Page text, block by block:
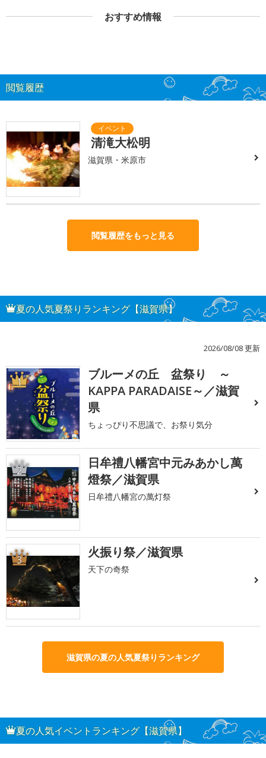
おすすめ情報
閲覧履歴
清滝大松明
滋賀県・米原市
閲覧履歴をもっと見る
夏の人気夏祭りランキング【滋賀県】
2026/08/08 更新
1
ブルーメの丘 盆祭り ～
KAPPA PARADAISE～／滋賀
県
ちょっぴり不思議で、お祭り気分
2
日牟禮八幡宮中元みあかし萬
燈祭／滋賀県
日牟禮八幡宮の萬灯祭
3 火振り祭／滋賀県
天下の奇祭
滋賀県の夏の人気夏祭りランキング
夏の人気イベントランキング【滋賀県】